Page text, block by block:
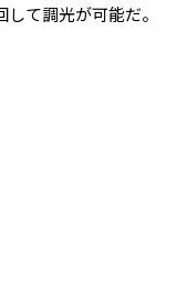
て調光が可能だ。